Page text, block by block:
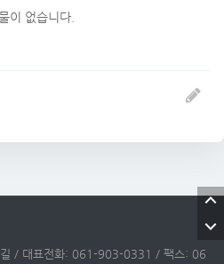
이 없습니다.
길 / 대표전화: 061-903-0331 / 팩스: 06